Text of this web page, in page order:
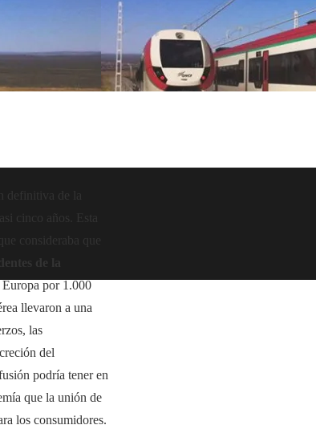
de la
cinco años. Esta
consideraba que
de la
por 1.000
llevaron a una
las
del
podría tener en
que la unión de
los consumidores.